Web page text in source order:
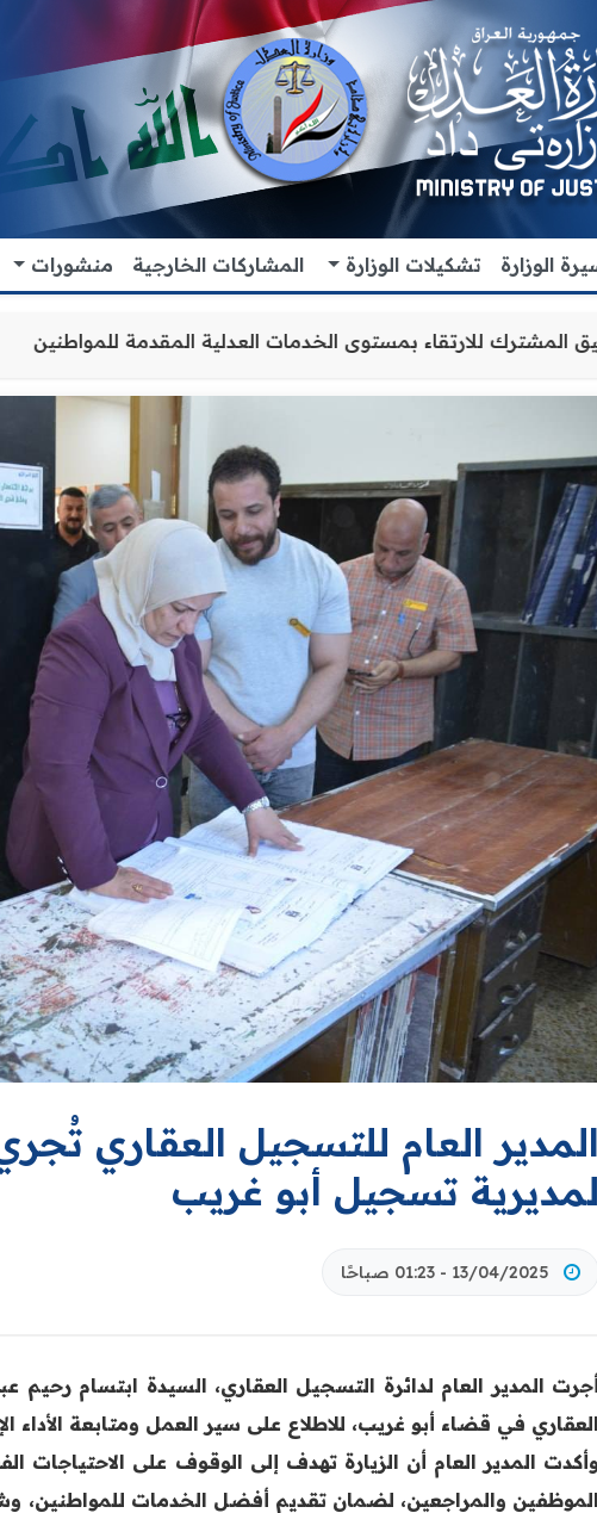
الوزارة تشكيلات الوزارة المشاركات الخارجية منشورات
والتنسيق المشترك للارتقاء بمستوى الخدمات العدلية
المدير العام للتسجيل العقاري
لمديرية تسجيل أبو غريب
13/04/2025 - 01:23 صباحًا
أجرت المدير العام لدائرة التسجيل العقاري، السيدة ابتسام رحيم
العقاري في قضاء أبو غريب، للاطلاع على سير العمل ومتابعة الأداء
وأكدت المدير العام أن الزيارة تهدف إلى الوقوف على الاحتياجات
الموظفين والمراجعين، لضمان تقديم أفضل الخدمات للمواطنين،